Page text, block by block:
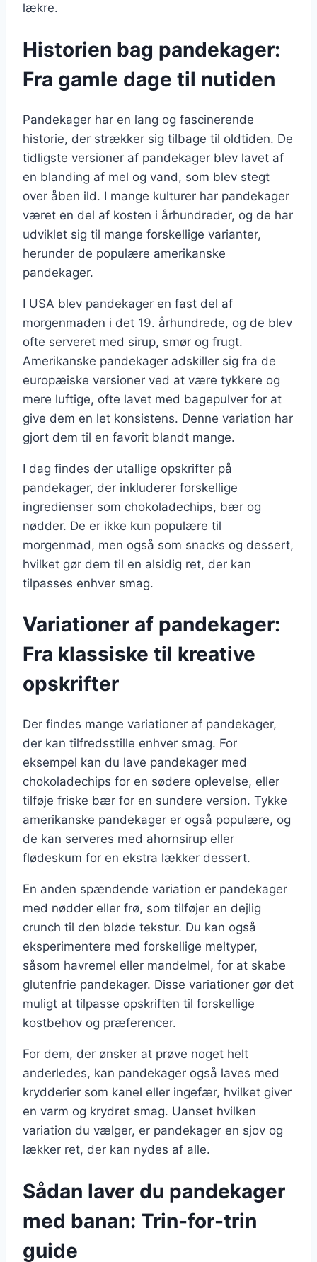
lækre.
Historien bag pandekager:
Fra gamle dage til nutiden
Pandekager har en lang og fascinerende
historie, der strækker sig tilbage til oldtiden. De
tidligste versioner af pandekager blev lavet af
en blanding af mel og vand, som blev stegt
over åben ild. I mange kulturer har pandekager
været en del af kosten i århundreder, og de har
udviklet sig til mange forskellige varianter,
herunder de populære amerikanske
pandekager.
I USA blev pandekager en fast del af
morgenmaden i det 19. århundrede, og de blev
ofte serveret med sirup, smør og frugt.
Amerikanske pandekager adskiller sig fra de
europæiske versioner ved at være tykkere og
mere luftige, ofte lavet med bagepulver for at
give dem en let konsistens. Denne variation har
gjort dem til en favorit blandt mange.
I dag findes der utallige opskrifter på
pandekager, der inkluderer forskellige
ingredienser som chokoladechips, bær og
nødder. De er ikke kun populære til
morgenmad, men også som snacks og dessert,
hvilket gør dem til en alsidig ret, der kan
tilpasses enhver smag.
Variationer af pandekager:
Fra klassiske til kreative
opskrifter
Der findes mange variationer af pandekager,
der kan tilfredsstille enhver smag. For
eksempel kan du lave pandekager med
chokoladechips for en sødere oplevelse, eller
tilføje friske bær for en sundere version. Tykke
amerikanske pandekager er også populære, og
de kan serveres med ahornsirup eller
flødeskum for en ekstra lækker dessert.
En anden spændende variation er pandekager
med nødder eller frø, som tilføjer en dejlig
crunch til den bløde tekstur. Du kan også
eksperimentere med forskellige meltyper,
såsom havremel eller mandelmel, for at skabe
glutenfrie pandekager. Disse variationer gør det
muligt at tilpasse opskriften til forskellige
kostbehov og præferencer.
For dem, der ønsker at prøve noget helt
anderledes, kan pandekager også laves med
krydderier som kanel eller ingefær, hvilket giver
en varm og krydret smag. Uanset hvilken
variation du vælger, er pandekager en sjov og
lækker ret, der kan nydes af alle.
Sådan laver du pandekager
med banan: Trin-for-trin
guide